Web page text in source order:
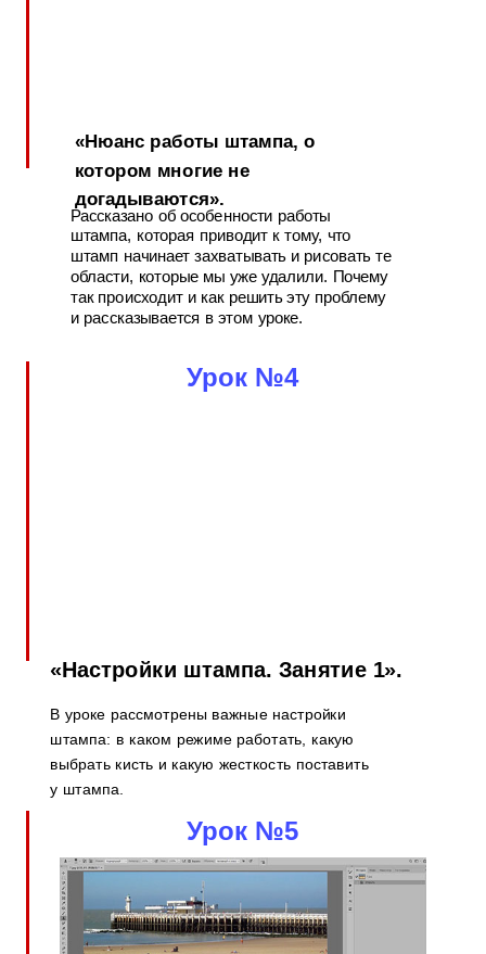
«Нюанс работы штампа, о
котором многие не
догадываются».
Рассказано об особенности работы
штампа, которая приводит к тому, что
штамп начинает захватывать и рисовать те
области, которые мы уже удалили. Почему
так происходит и как решить эту проблему
и рассказывается в этом уроке.
Урок №4
«Настройки штампа. Занятие 1».
В уроке рассмотрены важные настройки
штампа: в каком режиме работать, какую
выбрать кисть и какую жесткость поставить
у штампа.
Урок №5